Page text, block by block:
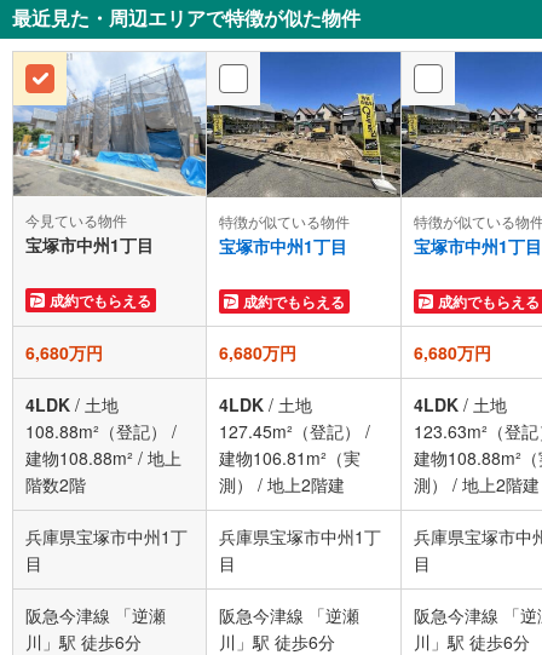
最近見た・周辺エリアで特徴が似た物件
今見ている物件
宝塚市中州1丁目
成約でもらえる
特徴が似ている物件
宝塚市中州1丁目
成約でもらえる
特徴が似ている物
宝塚市中州1丁目
成約でもらえる
6,680万円 6,680万円 6,680万円
4LDK / 土地
108.88m²（登記）
/
建物108.88m² / 地上
階数2階
4LDK / 土地
127.45m²（登記）
/
建物106.81m²（実
測）
/ 地上2階建
4LDK / 土地
123.63m²（登
建物108.88m²
測）
/ 地上2階建
兵庫県宝塚市中州1丁
目
兵庫県宝塚市中州1丁
目
兵庫県宝塚市中
目
阪急今津線 「逆瀬
川」駅 徒歩6分
阪急今津線 「逆瀬
川」駅 徒歩6分
阪急今津線 「逆
川」駅 徒歩6分